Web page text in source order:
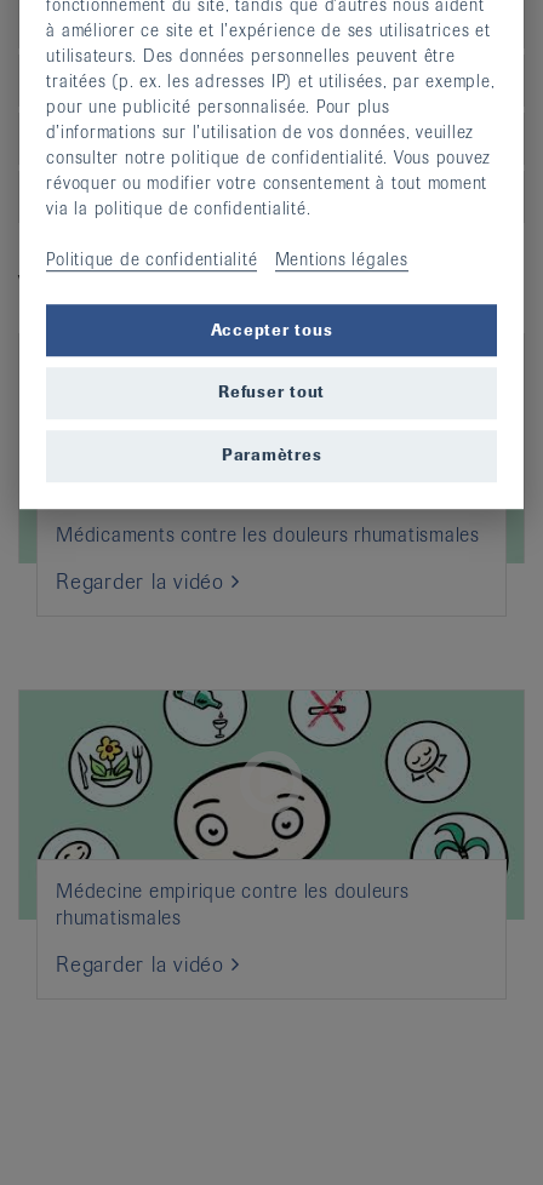
genou
Syndrome du stress tibial («shin splint»)
Epine calcanéenne
Problèmes du tendon d’Achille
Vidéos explicatives
Médicaments contre les douleurs rhumatismales
Regarder la vidéo
Médecine empirique contre les douleurs
rhumatismales
Regarder la vidéo
fonctionnement du site, tandis que d’autres nous aident
à améliorer ce site et l’expérience de ses utilisatrices et
utilisateurs. Des données personnelles peuvent être
traitées (p. ex. les adresses IP) et utilisées, par exemple,
pour une publicité personnalisée. Pour plus
d’informations sur l’utilisation de vos données, veuillez
consulter notre politique de confidentialité. Vous pouvez
révoquer ou modifier votre consentement à tout moment
via la politique de confidentialité.
Politique de confidentialité Mentions légales
Accepter tous
Refuser tout
Paramètres